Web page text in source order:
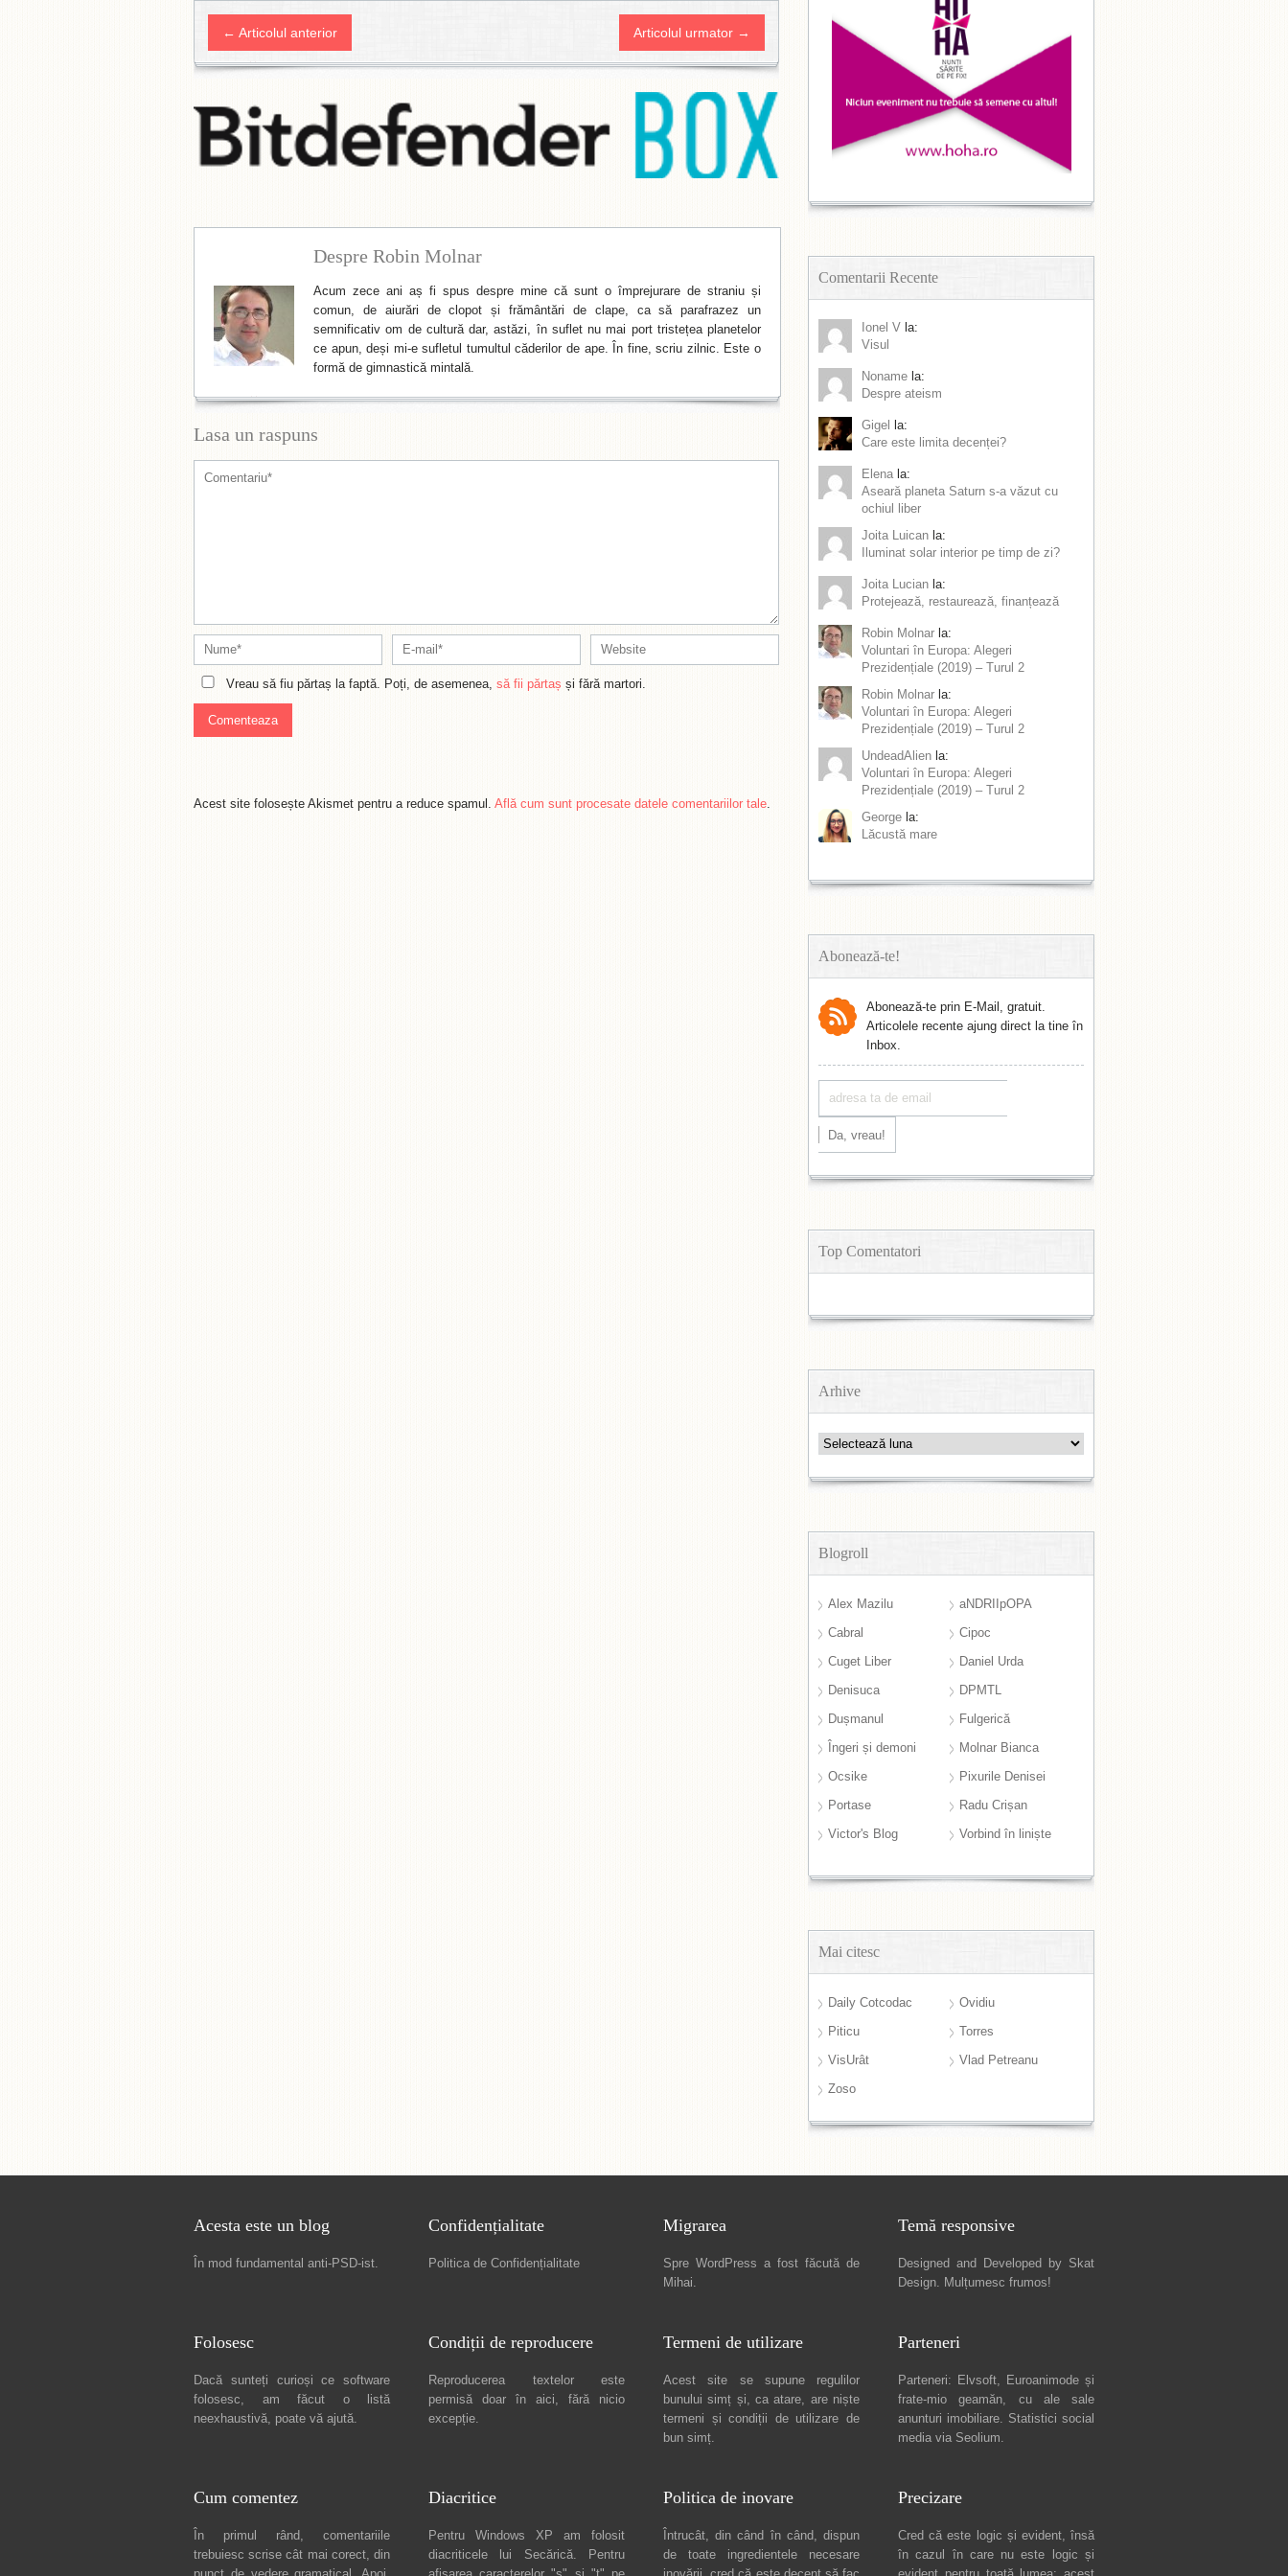
← Articolul anterior Articolul urmator →
Despre Robin Molnar
Acum zece ani aș fi spus despre mine că sunt o împrejurare de straniu și
comun, de aiurări de clopot și frământări de clape, ca să parafrazez un
semnificativ om de cultură dar, astăzi, în suflet nu mai port tristețea planetelor
ce apun, deși mi-e sufletul tumultul căderilor de ape. În fine, scriu zilnic. Este o
formă de gimnastică mintală.
Lasa un raspuns
Vreau să fiu părtaș la faptă. Poți, de asemenea, să fii părtaș și fără martori.
Acest site folosește Akismet pentru a reduce spamul. Află cum sunt procesate datele comentariilor tale
Comentarii Recente
Ionel V la:
Visul
Noname la:
Despre ateism
Gigel
la:
Care este limita decenței?
Elena la:
Aseară planeta Saturn s-a văzut cu
ochiul liber
Joita Luican la:
Iluminat solar interior pe timp de zi?
Joita Lucian la:
Protejează, restaurează, finanțează
Robin Molnar la:
Voluntari în Europa: Alegeri
Prezidențiale (2019) – Turul 2
Robin Molnar la:
Voluntari în Europa: Alegeri
Prezidențiale (2019) – Turul 2
UndeadAlien la:
Voluntari în Europa: Alegeri
Prezidențiale (2019) – Turul 2
George la:
Lăcustă mare
Abonează-te!
Abonează-te prin E-Mail, gratuit.
Articolele recente ajung direct la tine în
Inbox.
Top Comentatori
Arhive
Arhive
Blogroll
Alex Mazilu
aNDRIIpOPA
Cabral
Cipoc
Cuget Liber
Daniel Urda
Denisuca
DPMTL
Dușmanul
Fulgerică
Îngeri și demoni
Molnar Bianca
Ocsike
Pixurile Denisei
Portase
Radu Crișan
Victor's Blog
Vorbind în liniște
Mai citesc
Daily Cotcodac
Ovidiu
Piticu
Torres
VisUrât
Vlad Petreanu
Zoso
Acesta este un blog
În mod fundamental anti-PSD-ist.
Confidențialitate
Politica de Confidențialitate
Migrarea
Spre WordPress a fost făcută de
Mihai.
Temă responsive
Designed and Developed by Skat
Design. Mulțumesc frumos!
Folosesc
Dacă sunteți curioși ce software
folosesc, am făcut o listă
neexhaustivă, poate vă ajută.
Condiții de reproducere
Reproducerea textelor este
permisă doar în aici, fără nicio
excepție.
Termeni de utilizare
Acest site se supune regulilor
bunului simț și, ca atare, are niște
termeni și condiții de utilizare de
bun simț.
Parteneri
Parteneri: Elvsoft, Euroanimode și
frate-mio geamăn, cu ale sale
anunturi imobiliare. Statistici social
media via Seolium.
Cum comentez
În primul rând, comentariile
trebuiesc scrise cât mai corect, din
Diacritice
Pentru Windows XP am folosit
diacriticele lui Secărică. Pentru
Politica de inovare
Întrucât, din când în când, dispun
de toate ingredientele necesare
Precizare
Cred că este logic și evident, însă
în cazul în care nu este logic și